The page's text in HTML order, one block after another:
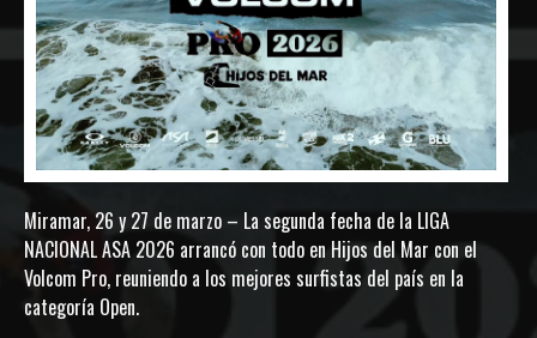
Miramar, 26 y 27 de marzo – La segunda fecha de la LIGA
NACIONAL ASA 2026 arrancó con todo en Hijos del Mar con el
Volcom Pro, reuniendo a los mejores surfistas del país en la
categoría Open.